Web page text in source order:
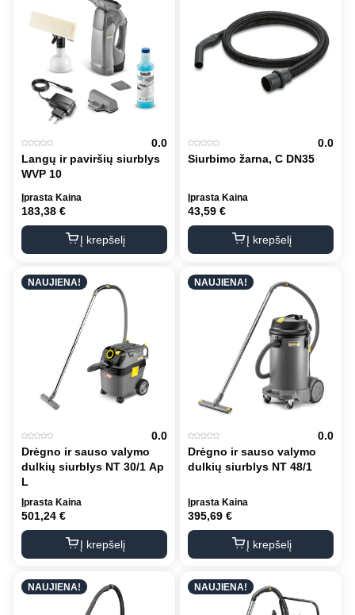
0.0
Langų ir paviršių siurblys
WVP 10
Įprasta Kaina
183,38 €
Į krepšelį
0.0
Siurbimo žarna, C DN35
Įprasta Kaina
43,59 €
Į krepšelį
NAUJIENA!
0.0
Drėgno ir sauso valymo
dulkių siurblys NT 30/1 Ap
L
Įprasta Kaina
501,24 €
Į krepšelį
NAUJIENA!
0.0
Drėgno ir sauso valymo
dulkių siurblys NT 48/1
Įprasta Kaina
395,69 €
Į krepšelį
NAUJIENA! NAUJIENA!